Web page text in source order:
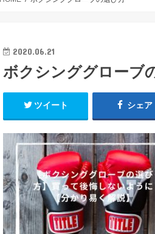
2020.06.21
ボクシンググローブ
ツイート シェア